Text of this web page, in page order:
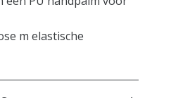
m elastische